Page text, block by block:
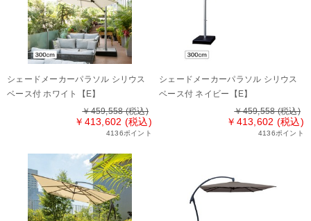
シェードメーカーパラソル シリウス
ベース付 ホワイト【E】
￥459,558(税込)
￥413,602 (税込)
4136ポイント
シェードメーカーパラソル シリウス
ベース付 ネイビー【E】
￥459,558(税込)
￥413,602 (税込)
4136ポイント